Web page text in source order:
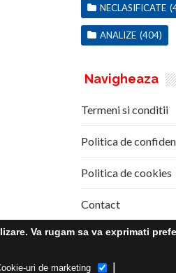
NECLASIFICATE
ANALIZE (404)
Navigheaza
Termeni si conditii
Politica de
Politica de cookies
Contact
Va rugam sa va exprimati
uri de marketing